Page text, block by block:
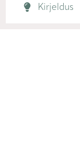
Kirjeldus